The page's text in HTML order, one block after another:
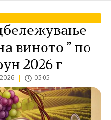
виното ” по
2026 г
03:05